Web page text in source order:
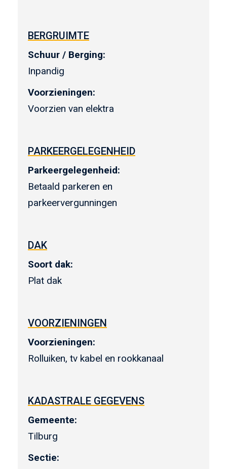
BERGRUIMTE
Schuur / Berging:
Inpandig
Voorzieningen:
Voorzien van elektra
PARKEERGELEGENHEID
Parkeergelegenheid:
Betaald parkeren en
parkeervergunningen
DAK
Soort dak:
Plat dak
VOORZIENINGEN
Voorzieningen:
Rolluiken, tv kabel en rookkanaal
KADASTRALE GEGEVENS
Gemeente:
Tilburg
Sectie: